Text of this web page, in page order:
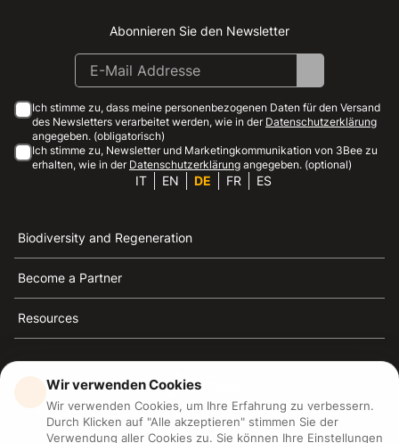
Instagram
Facebook
Linkedin
Youtube
Abonnieren Sie den Newsletter
Ich stimme zu, dass meine personenbezogenen Daten für den Versand
des Newsletters verarbeitet werden, wie in der Datenschutzerklärung
angegeben. (obligatorisch)
Ich stimme zu, Newsletter und Marketingkommunikation von 3Bee zu
erhalten, wie in der Datenschutzerklärung angegeben. (optional)
IT EN DE FR ES
Biodiversity and Regeneration
Become a Partner
Resources
3Bee ist die Referenz für Nachhaltigkeit, Bienenschutz
und Biodiversität
Wir verwenden Cookies
Wir verwenden Cookies, um Ihre Erfahrung zu verbessern.
Durch Klicken auf "Alle akzeptieren" stimmen Sie der
Verwendung aller Cookies zu. Sie können Ihre Einstellungen